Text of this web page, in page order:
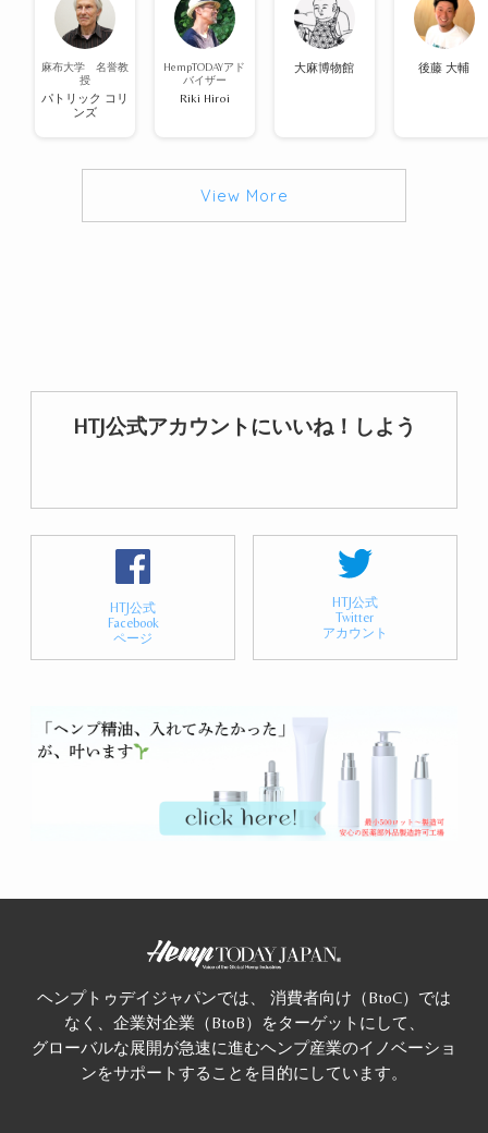
麻布大学 名誉教
授
パトリック コリ
ンズ
HempTODAYアド
バイザー
Riki Hiroi
大麻博物館 後藤 大輔
View More
HTJ公式アカウントにいいね！しよう
HTJ公式
Facebook
ページ
HTJ公式
Twitter
アカウント
ヘンプトゥデイジャパンでは、 消費者向け（BtoC）では
なく、企業対企業（BtoB）をターゲットにして、
グローバルな展開が急速に進むヘンプ産業のイノベーショ
ンをサポートすることを目的にしています。